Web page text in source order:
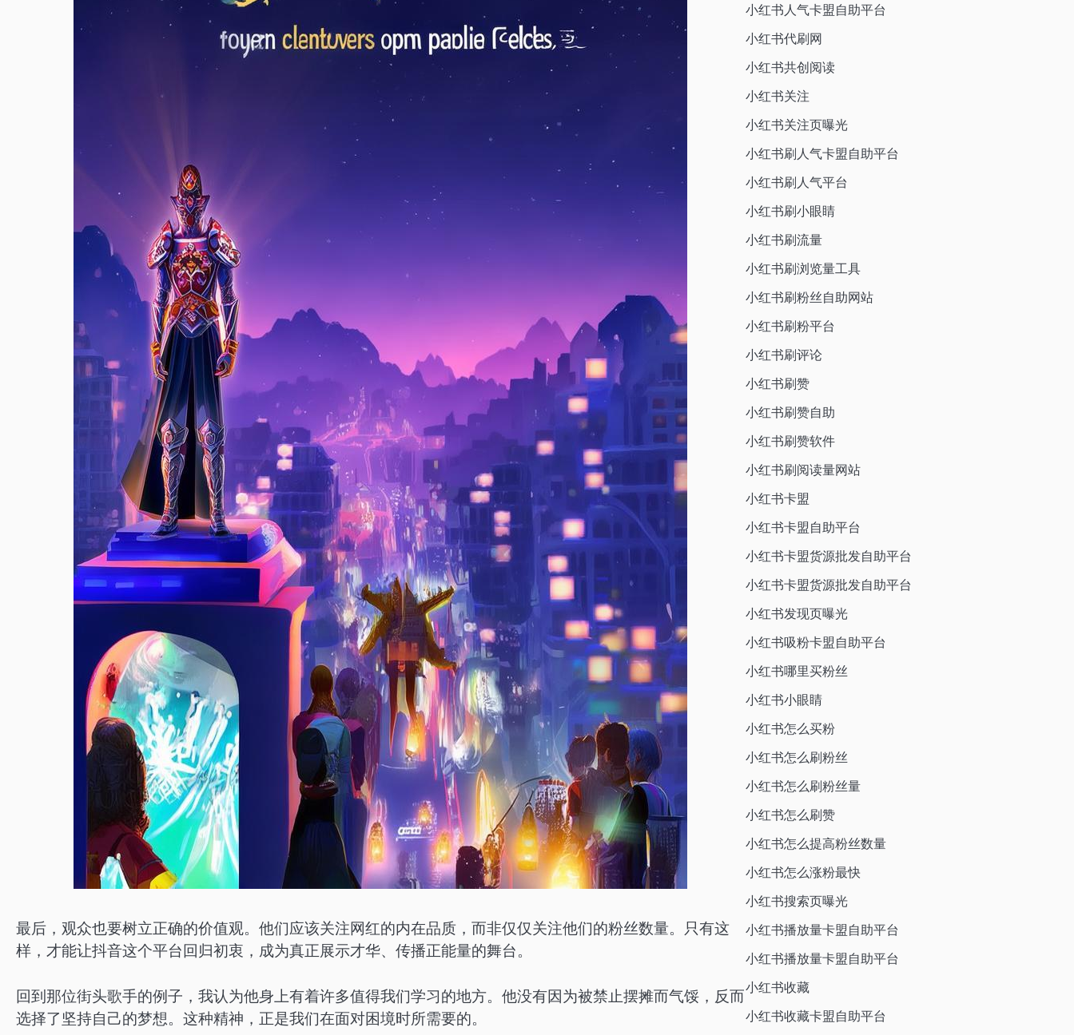
最后，观众也要树立正确的价值观。他们应该关注网红的内在品质，而非仅仅关注他们的粉丝数量。只有这
样，才能让抖音这个平台回归初衷，成为真正展示才华、传播正能量的舞台。
回到那位街头歌手的例子，我认为他身上有着许多值得我们学习的地方。他没有因为被禁止摆摊而气馁，反而
选择了坚持自己的梦想。这种精神，正是我们在面对困境时所需要的。
小红书人气卡盟自助平台
小红书代刷网
小红书共创阅读
小红书关注
小红书关注页曝光
小红书刷人气卡盟自助平台
小红书刷人气平台
小红书刷小眼睛
小红书刷流量
小红书刷浏览量工具
小红书刷粉丝自助网站
小红书刷粉平台
小红书刷评论
小红书刷赞
小红书刷赞自助
小红书刷赞软件
小红书刷阅读量网站
小红书卡盟
小红书卡盟自助平台
小红书卡盟货源批发自助平台
小红书卡盟货源批发自助平台
小红书发现页曝光
小红书吸粉卡盟自助平台
小红书哪里买粉丝
小红书小眼睛
小红书怎么买粉
小红书怎么刷粉丝
小红书怎么刷粉丝量
小红书怎么刷赞
小红书怎么提高粉丝数量
小红书怎么涨粉最快
小红书搜索页曝光
小红书播放量卡盟自助平台
小红书播放量卡盟自助平台
小红书收藏
小红书收藏卡盟自助平台